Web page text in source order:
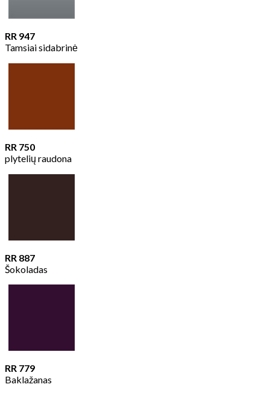
RR 947
Tamsiai sidabrinė
RR 750
plytelių raudona
RR 887
Šokoladas
RR 779
Baklažanas